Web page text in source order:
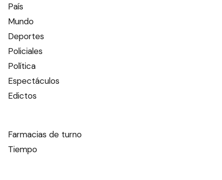
País
Mundo
Deportes
Policiales
Política
Espectáculos
Edictos
Farmacias de turno
Tiempo